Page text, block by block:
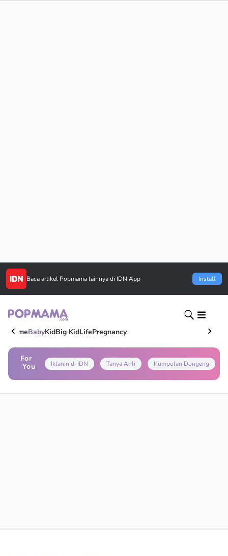
Baca artikel Popmama lainnya di IDN App Install
HomeBabyKidBig KidLifePregnancy
For
You
Iklanin di IDN Tanya Ahli Kumpulan Dongeng